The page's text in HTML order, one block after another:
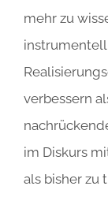
mehr zu
verbessern
im Diskurs
als bisher zu